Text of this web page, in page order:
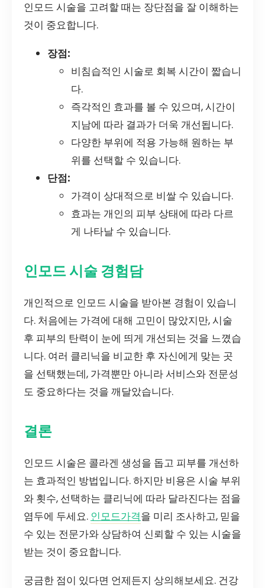
인모드 시술을 고려할 때는 장단점을 잘 이해하는
것이 중요합니다.
장점:
비침습적인 시술로 회복 시간이 짧습니
다.
즉각적인 효과를 볼 수 있으며, 시간이
지남에 따라 결과가 더욱 개선됩니다.
다양한 부위에 적용 가능해 원하는 부
위를 선택할 수 있습니다.
단점:
가격이 상대적으로 비쌀 수 있습니다.
효과는 개인의 피부 상태에 따라 다르
게 나타날 수 있습니다.
인모드 시술 경험담
개인적으로 인모드 시술을 받아본 경험이 있습니
다. 처음에는 가격에 대해 고민이 많았지만, 시술
후 피부의 탄력이 눈에 띄게 개선되는 것을 느꼈습
니다. 여러 클리닉을 비교한 후 자신에게 맞는 곳
을 선택했는데, 가격뿐만 아니라 서비스와 전문성
도 중요하다는 것을 깨달았습니다.
결론
인모드 시술은 콜라겐 생성을 돕고 피부를 개선하
는 효과적인 방법입니다. 하지만 비용은 시술 부위
와 횟수, 선택하는 클리닉에 따라 달라진다는 점을
염두에 두세요. 인모드가격을 미리 조사하고, 믿을
수 있는 전문가와 상담하여 신뢰할 수 있는 시술을
받는 것이 중요합니다.
궁금한 점이 있다면 언제든지 상의해보세요. 건강